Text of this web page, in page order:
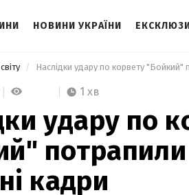
НОВИНИ УКРАЇНИ
Наслідки удару по корвету "Бойкий"
1 хв
удару по
потрапили
кадри